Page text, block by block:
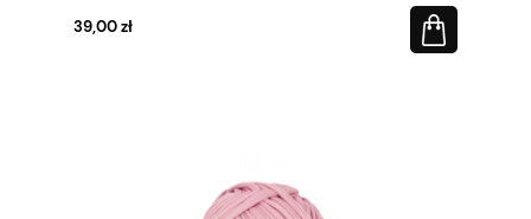
39,00 zł